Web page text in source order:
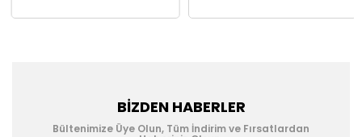
BIZDEN HABERLER
Bültenimize Üye Olun, Tüm İndirim ve Fırsatlardan